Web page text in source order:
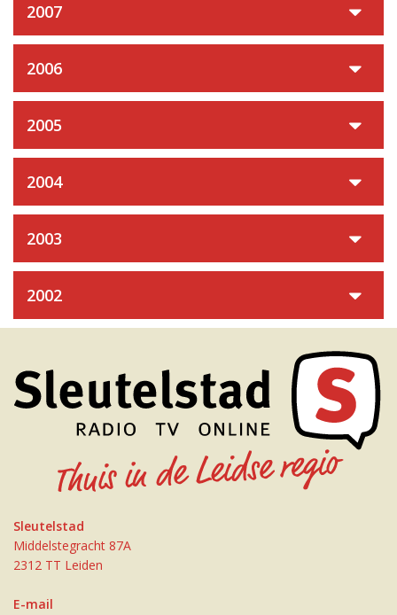
2007
2006
2005
2004
2003
2002
Sleutelstad
Middelstegracht 87A
2312 TT Leiden
E-mail